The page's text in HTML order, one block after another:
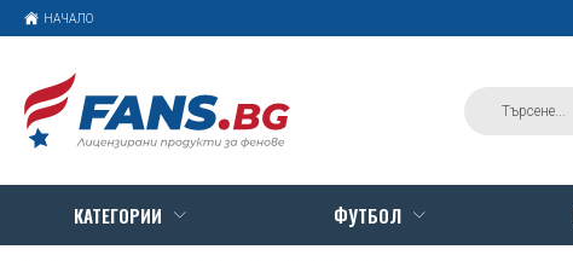
НАЧАЛО
КАТЕГОРИИ ФУТБОЛ